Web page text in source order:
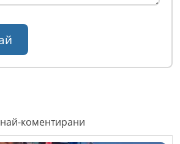
най-коментирани